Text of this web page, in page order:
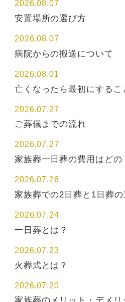
2026.08.07
安置場所の選び方
2026.08.07
病院からの搬送について
2026.08.01
亡くなったら最初にするこ
2026.07.27
ご葬儀までの流れ
2026.07.27
家族葬一日葬の費用はどの
2026.07.26
家族葬での2日葬と1日葬の
2026.07.24
一日葬とは？
2026.07.23
火葬式とは？
2026.07.20